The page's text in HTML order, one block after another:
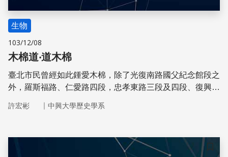
生物
103/12/08
木棉道‧道木棉
臺北市民曾經如此鍾愛木棉，除了光復南路國父紀念館段之
外，羅斯福路、仁愛路四段，忠孝東路三段及四段、復興南
許宏彬 ｜ 中興大學歷史學系
儲存